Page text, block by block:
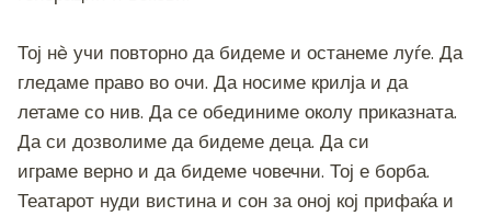
Тој нè учи повторно да бидеме и останеме луѓе. Да
гледаме право во очи. Да носиме крилја и да
летаме со нив. Да се обединиме околу приказната.
Да си дозволиме да бидеме деца. Да си
играме верно и да бидеме човечни. Тој е борба.
Театарот нуди вистина и сон за оној кој прифаќа и